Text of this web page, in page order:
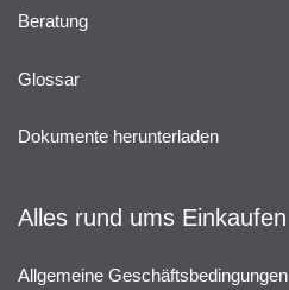
Beratung
Glossar
Dokumente herunterladen
Alles rund ums Einkaufen
Allgemeine Geschäftsbedingungen